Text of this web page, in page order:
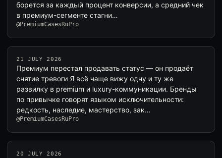
борется за каждый процент конверсии, а средний чек
в премиум-сегменте стагни…
@PremiumCasesRuPro
21 JULY 2026
Премиум перестал продавать статус — он продаёт
снятие тревоги Я всё чаще вижу одну и ту же
развилку в premium и luxury-коммуникации. Бренды
по привычке говорят языком исключительности:
редкость, наследие, мастерство, зак…
@PremiumCasesRuPro
20 JULY 2026